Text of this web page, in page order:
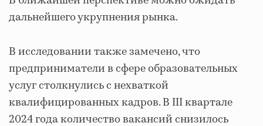
дальнейшего укрупнения рынка.
В исследовании также замечено, что
предприниматели в сфере образовательных
услуг столкнулись с нехваткой
квалифицированных кадров. В III квартале
2024 года количество вакансий снизилось